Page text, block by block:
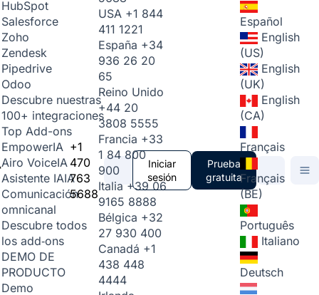
HubSpot
Salesforce
Zoho
Zendesk
Pipedrive
Odoo
Descubre nuestras
100+ integraciones
Top Add-ons
EmpowerIA
Airo VoiceIA
Asistente IAIA
Comunicación
omnicanal
Descubre todos
los add‑ons
DEMO DE
PRODUCTO
Demo
+1
470
763
5688
USA +1 844
411 1221
España +34
936 26 20
65
Reino Unido
+44 20
3808 5555
Francia +33
1 84 800
900
Italia +39 06
9165 8888
Bélgica +32
27 930 400
Canadá +1
438 448
4444
Iniciar
sesión
Prueba
gratuita
Español
English
(US)
English
(UK)
English
(CA)
Français
Français
(BE)
Português
Italiano
Deutsch